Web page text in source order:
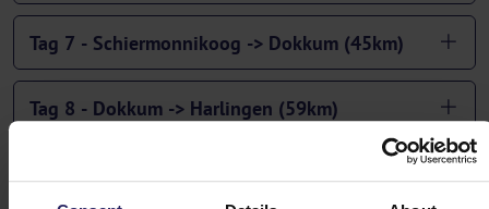
Tag 7 - Schiermonnikoog -> Dokkum (45km)
Tag 8 - Dokkum -> Harlingen (59km)